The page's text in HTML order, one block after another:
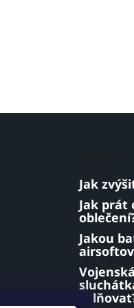
Jak
Jak prát
Jakou